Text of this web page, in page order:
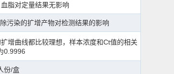
脂对定量结果无影响
污染的扩增产物对检测结果的影响
增曲线都比较理想，样本浓度和Ct值的相关
0.9996
份/盒